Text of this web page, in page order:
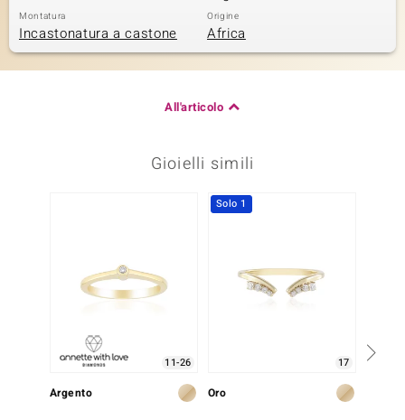
Montatura
Incastonatura a castone
Origine
Africa
All'articolo
Gioielli simili
11-26
Argento
Solo 1
17
Oro